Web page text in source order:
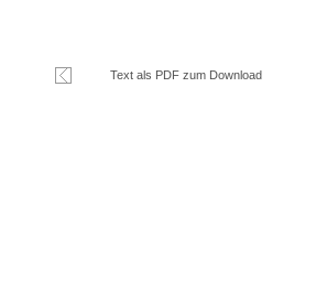
Text als PDF zum Download